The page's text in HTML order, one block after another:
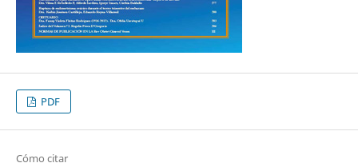
PDF
Cómo citar